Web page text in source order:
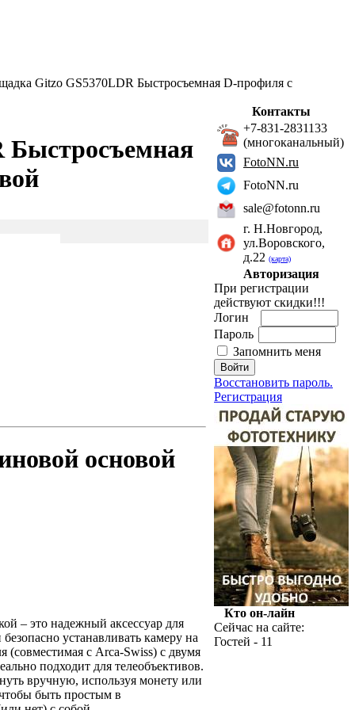
Gitzo GS5370LDR Быстросъемная D-профиля с
Быстросъемная
основой
– это надежный аксессуар для
устанавливать камеру на
(совместимая с Arca-Swiss) с двумя
подходит для телеобъективов.
вручную, используя монету или
быть простым в
Контакты
+7-831-2831133
(многоканальный)
FotoNN.ru
FotoNN.ru
sale@fotonn.ru
г. Н.Новгород,
ул.Воровского,
д.22 (карта)
Авторизация
При регистрации
действуют скидки!!!
Логин
Пароль
Запомнить меня
Восстановить пароль.
Регистрация
Кто он-лайн
Сейчас на сайте:
Гостей - 11